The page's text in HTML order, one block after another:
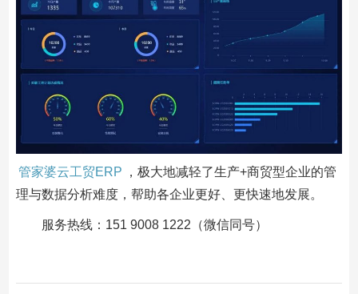
管家婆云工贸ERP
，极大地减轻了生产+商贸型企业的管
理与数据分析难度，帮助各企业更好、更快速地发展。
服务热线：151 9008 1222（微信同号）